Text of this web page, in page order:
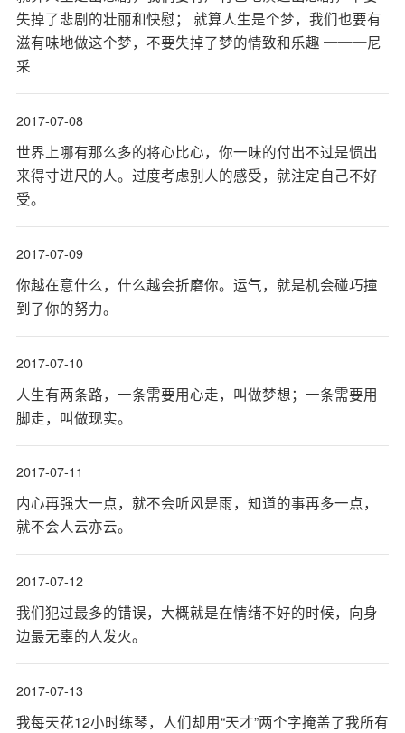
失掉了悲剧的壮丽和快慰； 就算人生是个梦，我们也要有
滋有味地做这个梦，不要失掉了梦的情致和乐趣 ━━━尼
采
2017-07-08
世界上哪有那么多的将心比心，你一味的付出不过是惯出
来得寸进尺的人。过度考虑别人的感受，就注定自己不好
受。
2017-07-09
你越在意什么，什么越会折磨你。运气，就是机会碰巧撞
到了你的努力。
2017-07-10
人生有两条路，一条需要用心走，叫做梦想；一条需要用
脚走，叫做现实。
2017-07-11
内心再强大一点，就不会听风是雨，知道的事再多一点，
就不会人云亦云。
2017-07-12
我们犯过最多的错误，大概就是在情绪不好的时候，向身
边最无辜的人发火。
2017-07-13
我每天花12小时练琴，人们却用“天才”两个字掩盖了我所有